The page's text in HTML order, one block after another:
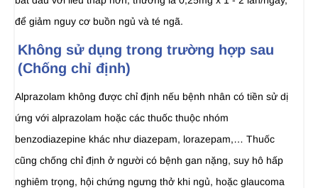
để giảm nguy cơ buồn ngủ và té ngã.
Không sử dụng trong trường hợp sau
(Chống chỉ định)
Alprazolam không được chỉ định nếu bệnh nhân có tiền sử dị
ứng với alprazolam hoặc các thuốc thuộc nhóm
benzodiazepine khác như diazepam, lorazepam,… Thuốc
cũng chống chỉ định ở người có bệnh gan nặng, suy hô hấp
nghiêm trọng, hội chứng ngưng thở khi ngủ, hoặc glaucoma